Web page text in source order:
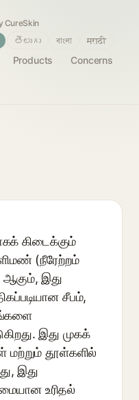
CureSkin
Products
Concerns
తెలుగు বাংলা मराठी
கிடைக்கும்
(நீரேற்றம்
ஆகும், இது
சீபம்,
இது முகக்
தூள்களில்
இது
உரிதல்